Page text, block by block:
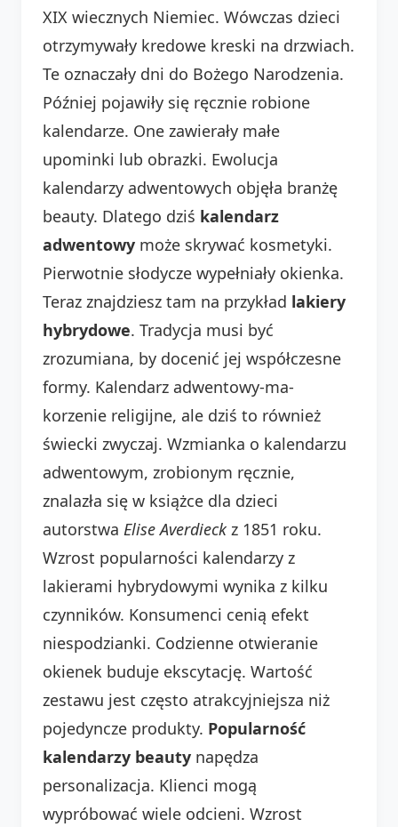
XIX wiecznych Niemiec. Wówczas dzieci
otrzymywały kredowe kreski na drzwiach.
Te oznaczały dni do Bożego Narodzenia.
Później pojawiły się ręcznie robione
kalendarze. One zawierały małe
upominki lub obrazki. Ewolucja
kalendarzy adwentowych objęła branżę
beauty. Dlatego dziś kalendarz
adwentowy może skrywać kosmetyki.
Pierwotnie słodycze wypełniały okienka.
Teraz znajdziesz tam na przykład lakiery
hybrydowe. Tradycja musi być
zrozumiana, by docenić jej współczesne
formy. Kalendarz adwentowy-ma-
korzenie religijne, ale dziś to również
świecki zwyczaj. Wzmianka o kalendarzu
adwentowym, zrobionym ręcznie,
znalazła się w książce dla dzieci
autorstwa Elise Averdieck z 1851 roku.
Wzrost popularności kalendarzy z
lakierami hybrydowymi wynika z kilku
czynników. Konsumenci cenią efekt
niespodzianki. Codzienne otwieranie
okienek buduje ekscytację. Wartość
zestawu jest często atrakcyjniejsza niż
pojedyncze produkty. Popularność
kalendarzy beauty napędza
personalizacja. Klienci mogą
wypróbować wiele odcieni. Wzrost